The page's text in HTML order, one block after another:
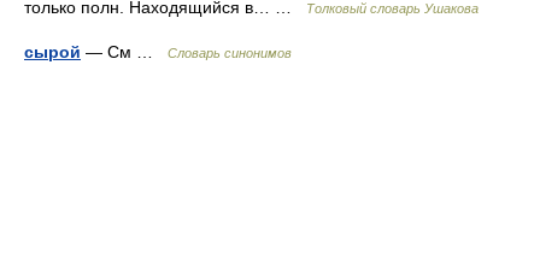
только полн. Находящийся в… …
Толковый словарь Ушакова
сырой — См … Словарь синонимов